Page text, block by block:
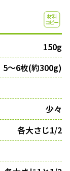
150g
5～6枚(約300g)
少々
各大さじ1/2